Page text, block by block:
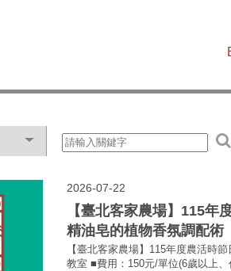
2026-07-22
【臺北客家農場】115年
精油皂的植物香氛調配術
【臺北客家農場】115年度農活時
教室 ■費用：150元/單位(6歲以上